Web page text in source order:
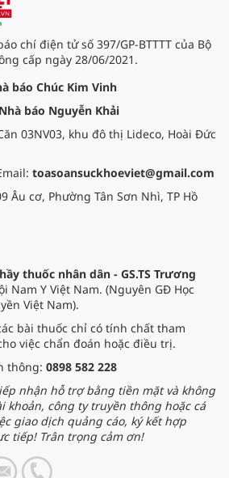
chí điện tử số 397/GP-BTTTT của Bộ
cấp ngày 28/06/2021.
báo Chúc Kim Vinh
Nhà báo Nguyễn Khải
03NV03, khu đô thị Lideco, Hoài Đức
toasoansuckhoeviet@gmail.com
Âu cơ, Phường Tân Sơn Nhì, TP Hồ
thuốc nhân dân - GS.TS Trương
Nam Y Việt Nam. (Nguyên GĐ Học
Việt Nam).
bài thuốc chỉ có tính chất tham
việc chẩn đoán hoặc điều trị.
thông: 0898 582 228
nhận hỗ trợ bằng tiền mặt và không
khoản, công ty truyền thông hoặc cá
giao dịch quảng cáo, ký kết hợp
tiếp! Trân trọng cảm ơn!